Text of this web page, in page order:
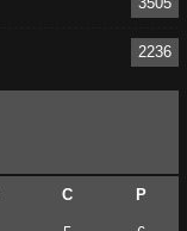
2236
C P